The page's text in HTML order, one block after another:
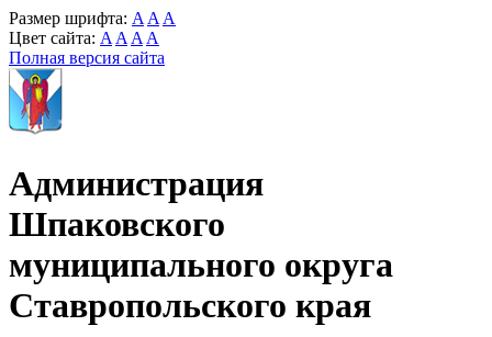
Размер шрифта: A A A
Цвет сайта: A A A A
Полная версия сайта
Администрация
Шпаковского
муниципального округа
Ставропольского края